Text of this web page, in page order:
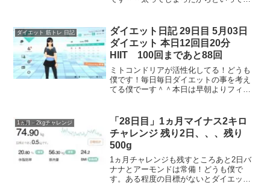
で大豆ライスなるものを紹介していた。
大豆ライスって初めて聞...
ダイエット 筋トレ 日記
ダイエット日記 29日目 5月03日
ダイエット 本日12回目20分
HIIT 100回まであと88回
ミトコンドリアが活性化してる！どうも
僕です！毎日毎日ダイエットの事を考え
てる僕でーす＾＾本日は早朝よりフィッ
した。2日おきにやっている20分HIITを
100回やる...
1ヵ月－2kgチャレンジ
「28日目」1ヵ月マイナス2キロ
チャレンジ 残り2日、、、残り
500g
1ヵ月チャレンジも残すところあと2日バ
ナナとアーモンドは常備！どうも僕で
す。ある程度の目標がないとダイエット